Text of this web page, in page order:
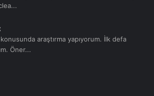
araştırma yapıyorum. İlk defa
Öner...